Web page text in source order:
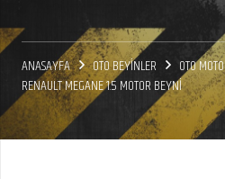
ANASAYFA OTO BEYİNLER
OTO
RENAULT MEGANE 1.5 MOTOR BEYNİ